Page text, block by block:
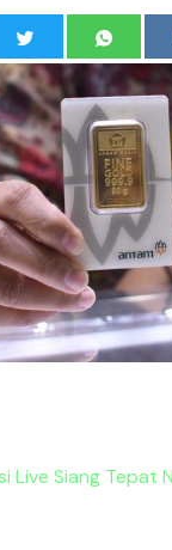
Live Siang Tepat